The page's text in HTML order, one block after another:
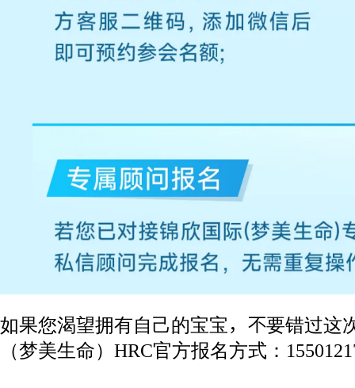
如果您渴望拥有自己的宝宝，不要错过这
（梦美生命）HRC官方报名方式：